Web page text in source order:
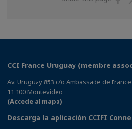
CCI France Uruguay (membre
Av. Uruguay 853 c/o Ambassade de
11 100 Montevideo
(Accede al mapa)
Descarga la aplicación CCIFI